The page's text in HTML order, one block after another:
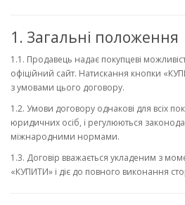
1. Загальні положення
1.1. Продавець надає покупцеві
офіційний сайт. Натискання кнопки
з умовами цього договору.
1.2. Умови договору однакові для всіх
юридичних осіб, і регулюються
міжнародними нормами.
1.3. Договір вважається укладеним з
«КУПИТИ» і діє до повного виконання